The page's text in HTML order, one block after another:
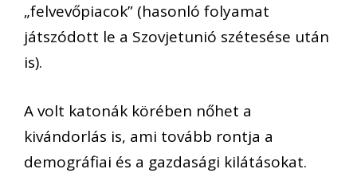
„felvevőpiacok” (hasonló folyamat
játszódott le a Szovjetunió szétesése után
is).
A volt katonák körében nőhet a
kivándorlás is, ami tovább rontja a
demográfiai és a gazdasági kilátásokat.